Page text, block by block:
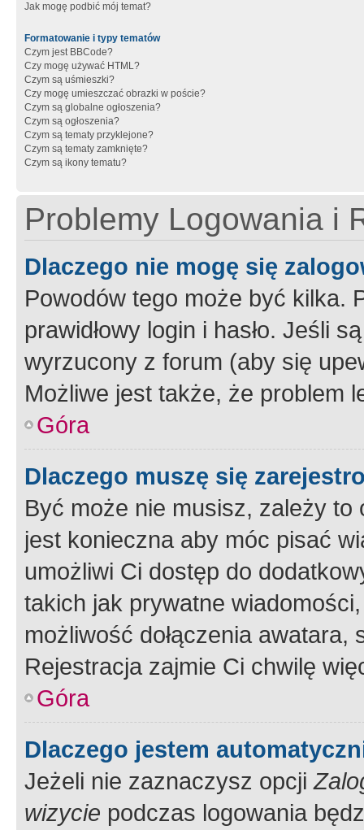
Jak mogę podbić mój temat?
Formatowanie i typy tematów
Czym jest BBCode?
Czy mogę używać HTML?
Czym są uśmieszki?
Czy mogę umieszczać obrazki w poście?
Czym są globalne ogłoszenia?
Czym są ogłoszenia?
Czym są tematy przyklejone?
Czym są tematy zamknięte?
Czym są ikony tematu?
Problemy Logowania i
Dlaczego nie mogę się
Powodów tego może być kilka.
prawidłowy login i hasło. Jeśli
wyrzucony z forum (aby się
Możliwe jest także, że problem
Góra
Dlaczego muszę się
Być może nie musisz, zależy
jest konieczna aby móc pisać
umożliwi Ci dostęp do
takich jak prywatne
możliwość dołączenia
Rejestracja zajmie Ci chwilę
Góra
Dlaczego jestem
Jeżeli nie zaznaczysz opcji
wizycie podczas logowania